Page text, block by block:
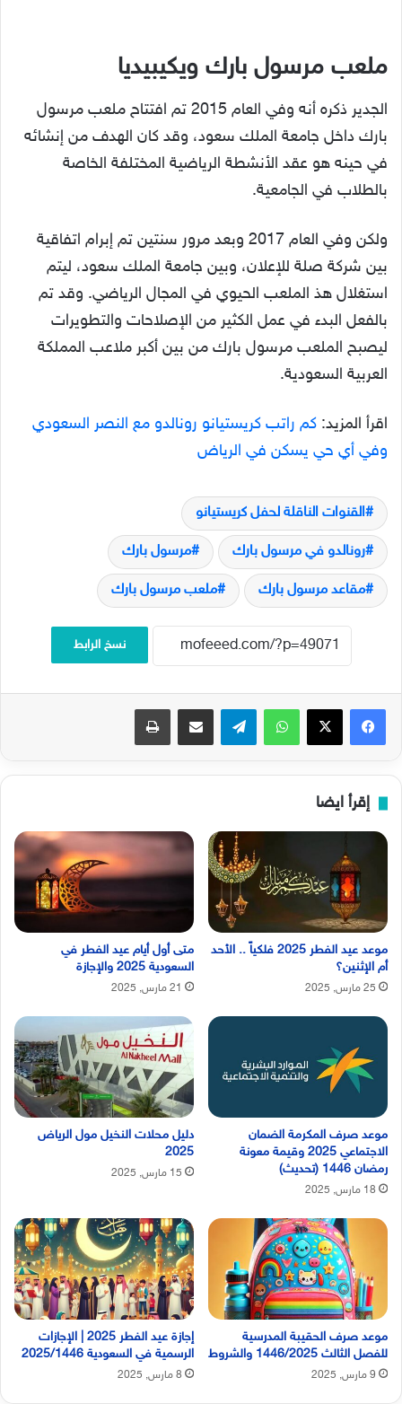
ملعب مرسول بارك ويكيبيديا
الجدير ذكره أنه وفي العام 2015 تم افتتاح ملعب مرسول
بارك داخل جامعة الملك سعود، وقد كان الهدف من إنشائه
في حينه هو عقد الأنشطة الرياضية المختلفة الخاصة
بالطلاب في الجامعية.
ولكن وفي العام 2017 وبعد مرور سنتين تم إبرام اتفاقية
بين شركة صلة للإعلان، وبين جامعة الملك سعود، ليتم
استغلال هذ الملعب الحيوي في المجال الرياضي. وقد تم
بالفعل البدء في عمل الكثير من الإصلاحات والتطويرات
ليصبح الملعب مرسول بارك من بين أكبر ملاعب المملكة
العربية السعودية.
اقرأ المزيد: كم راتب كريستيانو رونالدو مع النصر السعودي
وفي أي حي يسكن في الرياض
القنوات الناقلة لحفل كريستيانو
رونالدو في مرسول بارك مرسول بارك
مقاعد مرسول بارك ملعب مرسول بارك
نسخ الرابط
فيسبوك‫X واتساب تيلقرام مشاركة عبر البريد طباعة
إقرأ ايضا
موعد عيد الفطر 2025 فلكياً .. الأحد
أم الإثنين؟
25 مارس, 2025
متى أول أيام عيد الفطر في
السعودية 2025 والإجازة
21 مارس, 2025
موعد صرف المكرمة الضمان
الاجتماعي 2025 وقيمة معونة
رمضان 1446 (تحديث)
18 مارس, 2025
دليل محلات النخيل مول الرياض
2025
15 مارس, 2025
موعد صرف الحقيبة المدرسية
للفصل الثالث 1446/2025 والشروط
9 مارس, 2025
إجازة عيد الفطر 2025 | الإجازات
الرسمية في السعودية 2025/1446
8 مارس, 2025